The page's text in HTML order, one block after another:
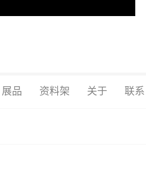
展品 资料架 关于 联系